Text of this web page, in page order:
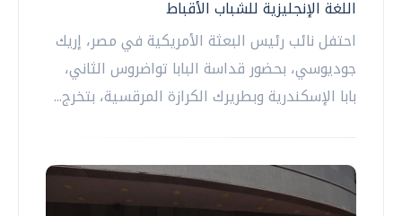
اللغة الإنجليزية للشباب الأقباط
احتفل نائب رئيس البعثة الأمريكية في مصر، إريك
جوديوسي، بحضور قداسة البابا تواضروس الثاني،
بابا الإسكندرية وبطريرك الكرازة المرقسية، بتخرج...